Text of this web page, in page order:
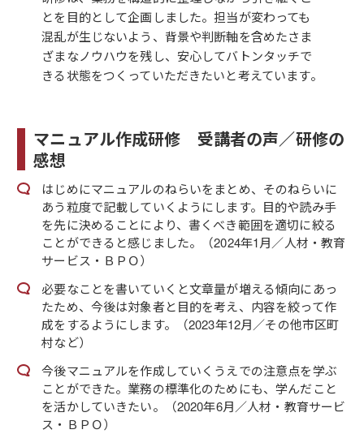
とを目的として企画しました。担当が変わっても
混乱が生じないよう、背景や判断軸を含めたさま
ざまなノウハウを残し、安心してバトンタッチで
きる状態をつくっていただきたいと考えています。
マニュアル作成研修 受講者の声／研修の
感想
はじめにマニュアルのねらいをまとめ、そのねらいに
あう粒度で記載していくようにします。目的や読み手
を先に決めることにより、書くべき範囲を適切に絞る
ことができると感じました。（2024年1月／人材・教育
サービス・ＢＰＯ）
必要なことを書いていくと文章量が増える傾向にあっ
たため、今後は対象者と目的を考え、内容を絞って作
成をするようにします。（2023年12月／その他市区町
村など）
今後マニュアルを作成していくうえでの注意点を学ぶ
ことができた。業務の標準化のためにも、学んだこと
を活かしていきたい。（2020年6月／人材・教育サービ
ス・ＢＰＯ）